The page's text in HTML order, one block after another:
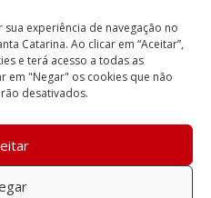
experiência de navegação no
Catarina. Ao clicar em “Aceitar”,
e terá acesso a todas as
em "Negar" os cookies que não
desativados.